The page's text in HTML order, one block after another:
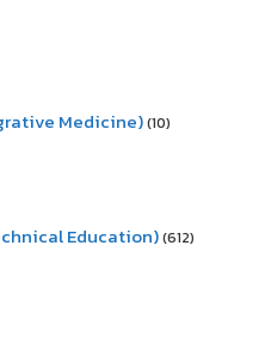
Medicine)(10)
Education)(612)